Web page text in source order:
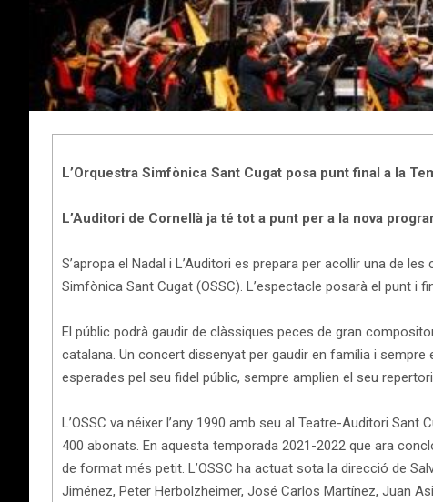
L’Orquestra Simfònica Sant Cugat posa punt final a la
L’Auditori de Cornellà ja té tot a punt per a la nova
S’apropa el Nadal i L’Auditori es prepara per acollir una de
Simfònica Sant Cugat (OSSC). L’espectacle posarà el punt i
El públic podrà gaudir de clàssiques peces de gran
catalana. Un concert dissenyat per gaudir en família i
esperades pel seu fidel públic, sempre amplien el seu
L’OSSC va néixer l’any 1990 amb seu al Teatre-Auditori
400 abonats. En aquesta temporada 2021-2022 que ara
de format més petit. L’OSSC ha actuat sota la direcció de
Jiménez, Peter Herbolzheimer, José Carlos Martínez, Juan